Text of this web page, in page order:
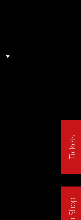
Tickets
Fan Shop